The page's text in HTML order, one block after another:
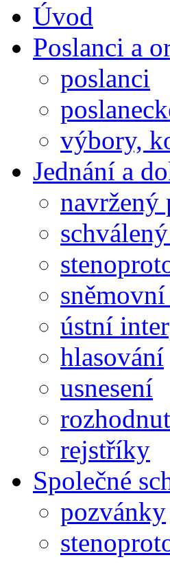
Úvod
Poslanci a
poslanci
výbory,
Jednání a
navržený
ústní
hlasování
usnesení
rejstříky
Společné
pozvánky